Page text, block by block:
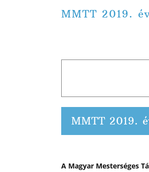
MMTT 2019.
MMTT 2019.
A Magyar Mesterséges